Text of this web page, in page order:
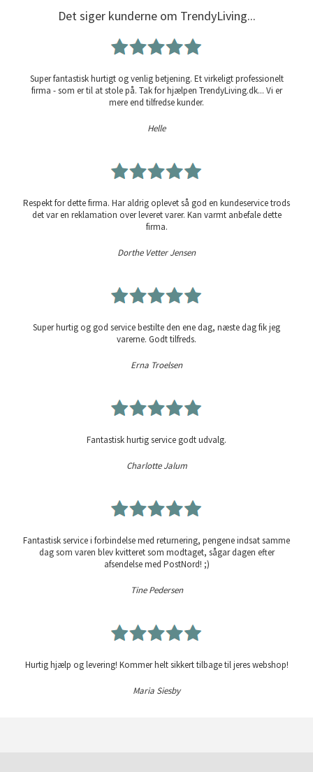
Det siger kunderne om TrendyLiving...
Super fantastisk hurtigt og venlig betjening. Et virkeligt professionelt
firma - som er til at stole på. Tak for hjælpen TrendyLiving.dk... Vi er
mere end tilfredse kunder.
Helle
Respekt for dette firma. Har aldrig oplevet så god en kundeservice trods
det var en reklamation over leveret varer. Kan varmt anbefale dette
firma.
Dorthe Vetter Jensen
Super hurtig og god service bestilte den ene dag, næste dag fik jeg
varerne. Godt tilfreds.
Erna Troelsen
Fantastisk hurtig service godt udvalg.
Charlotte Jalum
Fantastisk service i forbindelse med returnering, pengene indsat samme
dag som varen blev kvitteret som modtaget, sågar dagen efter
afsendelse med PostNord! ;)
Tine Pedersen
Hurtig hjælp og levering! Kommer helt sikkert tilbage til jeres webshop!
Maria Siesby